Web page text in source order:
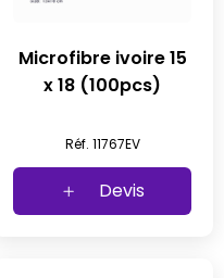
Microfibre ivoire 15
x 18 (100pcs)
Réf. 11767EV
Devis